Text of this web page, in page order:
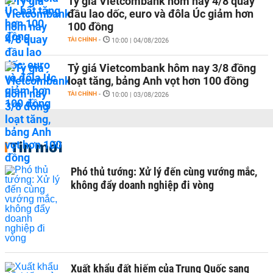
đầu lao dốc, euro và đôla Úc giảm hơn
100 đồng
TÀI CHÍNH - 10:00 | 04/08/2026
Tỷ giá Vietcombank hôm nay 3/8 đồng
loạt tăng, bảng Anh vọt hơn 100 đồng
TÀI CHÍNH - 10:00 | 03/08/2026
Tin mới
Phó thủ tướng: Xử lý đến cùng vướng mắc,
không đẩy doanh nghiệp đi vòng
Xuất khẩu đất hiếm của Trung Quốc sang